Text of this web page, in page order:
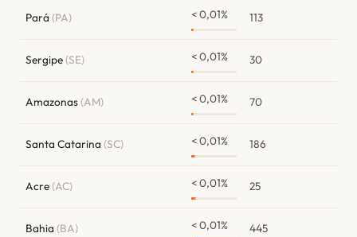
Pará (PA) < 0,01% 113
Sergipe(SE) < 0,01% 30
Amazonas(AM) < 0,01% 70
Santa Catarina (SC) < 0,01% 186
Acre(AC) < 0,01% 25
Bahia (BA) < 0,01% 445